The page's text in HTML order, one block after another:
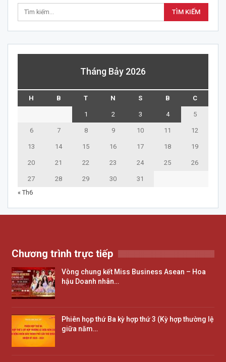
Tháng Bảy 2026
H B T N S B C
1 2 3 4 5
6 7 8 9 10 11 12
13 14 15 16 17 18 19
20 21 22 23 24 25 26
27 28 29 30
31
« Th6
Chương trình trực tiếp
Vòng chung kết Miss Business Asean – Hoa
hậu Doanh nhân…
Phiên họp thứ Ba kỳ hợp thứ 3 (Kỳ hợp thường lệ
giữa năm…